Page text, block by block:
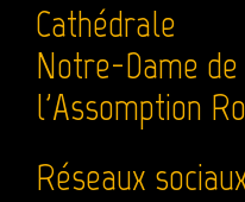
Cathédrale
Notre-Dame de
l'Assomption
Réseaux